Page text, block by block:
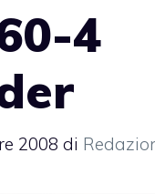
4
2008 di